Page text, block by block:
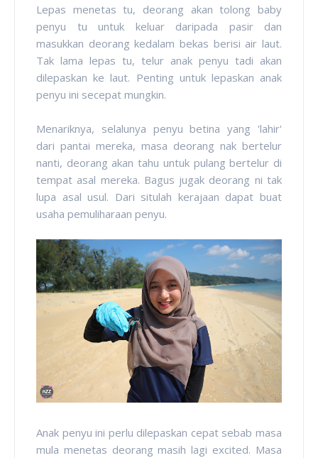
Lepas menetas tu, deorang akan tolong baby
penyu tu untuk keluar daripada pasir dan
masukkan deorang kedalam bekas berisi air laut.
Tak lama lepas tu, telur anak penyu tadi akan
dilepaskan ke laut. Penting untuk lepaskan anak
penyu ini secepat mungkin.
Menariknya, selalunya penyu betina yang 'lahir'
dari pantai mereka, masa deorang nak bertelur
nanti, deorang akan tahu untuk pulang bertelur di
tempat asal mereka. Bagus jugak deorang ni tak
lupa asal usul. Dari situlah kerajaan dapat buat
usaha pemuliharaan penyu.
Anak penyu ini perlu dilepaskan cepat sebab masa
mula menetas deorang masih lagi excited. Masa